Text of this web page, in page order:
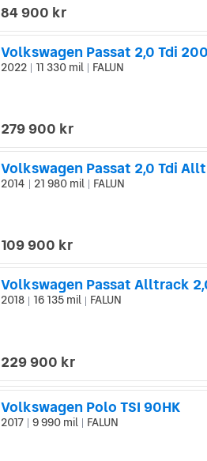
84 900 kr
Volkswagen Passat 2,0 Tdi
2022 11 330 mil FALUN
279 900 kr
Volkswagen Passat 2,0 Tdi
2014 21 980 mil FALUN
109 900 kr
Volkswagen Passat Alltrack
2018 16 135 mil FALUN
229 900 kr
Volkswagen Polo TSI 90HK
2017 9 990 mil FALUN